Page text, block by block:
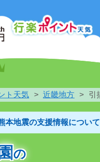
ト天気 近畿地方 引
本地震の支援情報について
の